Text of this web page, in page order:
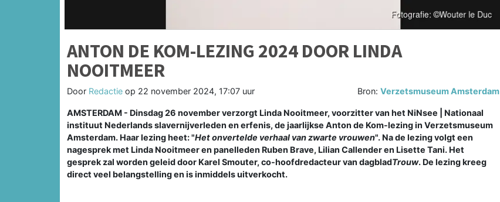
ANTON DE KOM-LEZING 2024 DOOR LINDA
NOOITMEER
Door Redactie op 22 november 2024, 17:07 uur Bron:Verzetsmuseum Amsterdam
AMSTERDAM - Dinsdag 26 november verzorgt Linda Nooitmeer, voorzitter van het NiNsee | Nationaal
instituut Nederlands slavernijverleden en erfenis, de jaarlijkse Anton de Kom-lezing in Verzetsmuseum
Amsterdam. Haar lezing heet: "Het onvertelde verhaal van zwarte vrouwen". Na de lezing volgt een
nagesprek met Linda Nooitmeer en panelleden Ruben Brave, Lilian Callender en Lisette Tani. Het
gesprek zal worden geleid door Karel Smouter, co-hoofdredacteur van dagbladTrouw. De lezing kreeg
direct veel belangstelling en is inmiddels uitverkocht.